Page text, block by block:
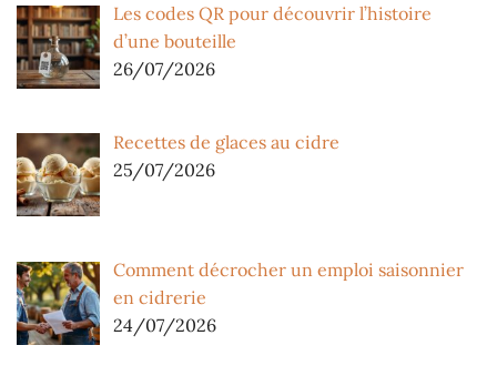
Les codes QR pour découvrir l’histoire
d’une bouteille
26/07/2026
Recettes de glaces au cidre
25/07/2026
Comment décrocher un emploi saisonnier
en cidrerie
24/07/2026